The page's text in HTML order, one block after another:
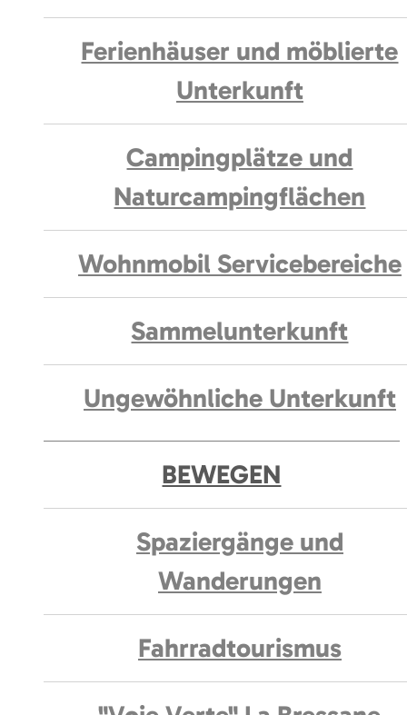
Ferienhäuser und möblierte
Unterkunft
Campingplätze und
Naturcampingflächen
Wohnmobil Servicebereiche
Sammelunterkunft
Ungewöhnliche Unterkunft
BEWEGEN
Spaziergänge und
Wanderungen
Fahrradtourismus